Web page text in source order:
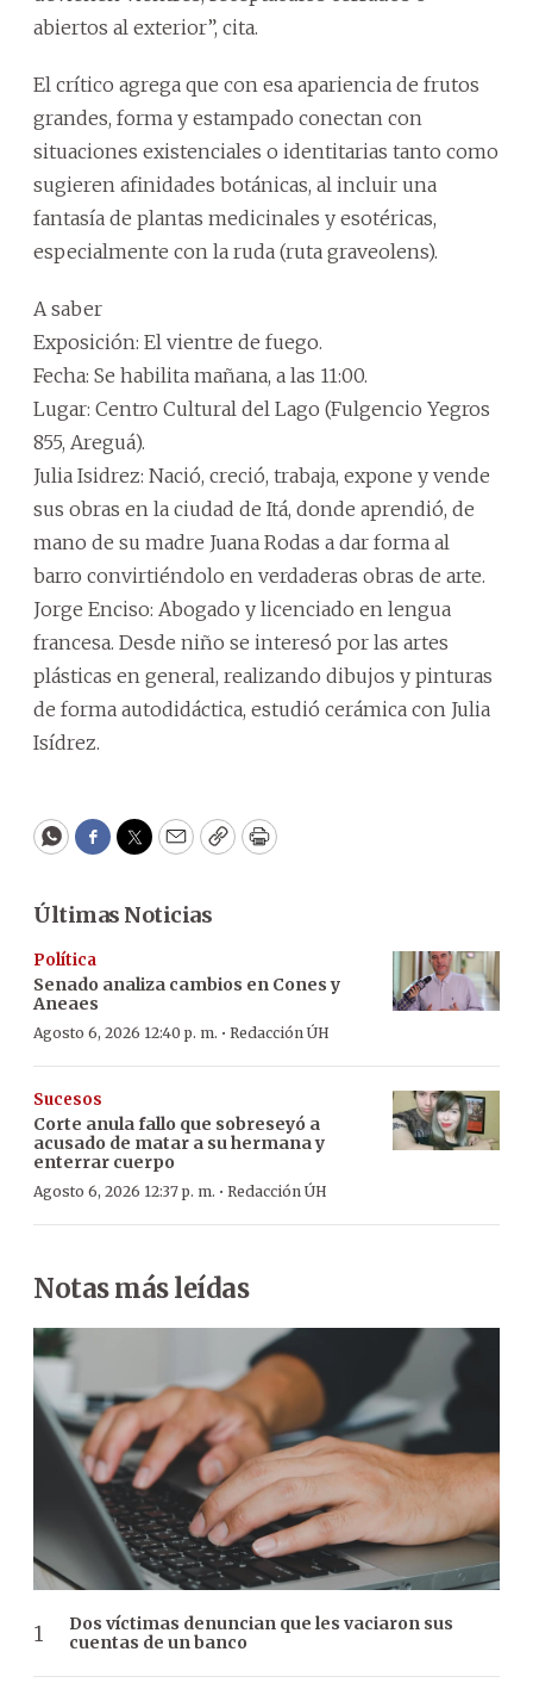
abiertos al exterior”, cita.
El crítico agrega que con esa apariencia de frutos
grandes, forma y estampado conectan con
situaciones existenciales o identitarias tanto como
sugieren afinidades botánicas, al incluir una
fantasía de plantas medicinales y esotéricas,
especialmente con la ruda (ruta graveolens).
A saber
Exposición: El vientre de fuego.
Fecha: Se habilita mañana, a las 11:00.
Lugar: Centro Cultural del Lago (Fulgencio Yegros
855, Areguá).
Julia Isidrez: Nació, creció, trabaja, expone y vende
sus obras en la ciudad de Itá, donde aprendió, de
mano de su madre Juana Rodas a dar forma al
barro convirtiéndolo en verdaderas obras de arte.
Jorge Enciso: Abogado y licenciado en lengua
francesa. Desde niño se interesó por las artes
plásticas en general, realizando dibujos y pinturas
de forma autodidáctica, estudió cerámica con Julia
Isídrez.
WhatsApp
Facebook
Twitter
EmailCopyPrint
Últimas Noticias
Política
Senado analiza cambios en Cones y
Aneaes
Agosto 6, 2026 12:40 p. m. · Redacción ÚH
Sucesos
Corte anula fallo que sobreseyó a
acusado de matar a su hermana y
enterrar cuerpo
Agosto 6, 2026 12:37 p. m. · Redacción ÚH
Notas más leídas
Dos víctimas denuncian que les vaciaron sus
cuentas de un banco